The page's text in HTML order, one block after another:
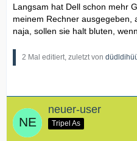
Langsam hat Dell schon mehr
meinem Rechner ausgegeben,
naja, sollen sie halt bluten,
2 Mal editiert, zuletzt von
neuer-user
Tripel As